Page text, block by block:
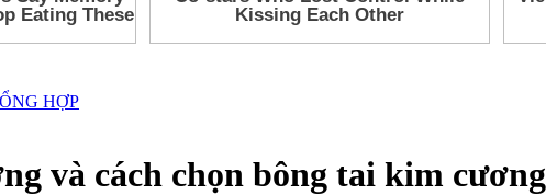
HỢP
và cách chọn bông tai kim cương